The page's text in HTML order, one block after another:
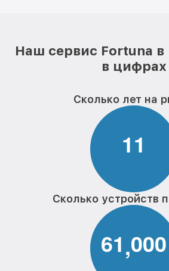
Наш сервис Fortuna
в цифрах
Сколько лет на
11
Сколько устройств
61,000